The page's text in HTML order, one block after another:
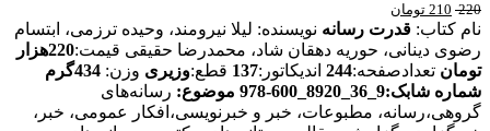
220
210 تومان
نام کتاب: قدرت رسانه نویسنده: لیلا نیرومند، وحیده ترزمی، ابتسام
رضوی دینانی، حوریه دهقان شاد، محمدرضا حقیقی قیمت:
220هزار
تومان تعدادصفحه:244 اندیکاتور:137 قطع:وزیری وزن:
شماره شابک:9_36_8920_600‑978
موضوع: رسانه‌های
گروهی،رسانه، مطبوعات، خبر و خبرنویسی،افکار عمومی، خبر،